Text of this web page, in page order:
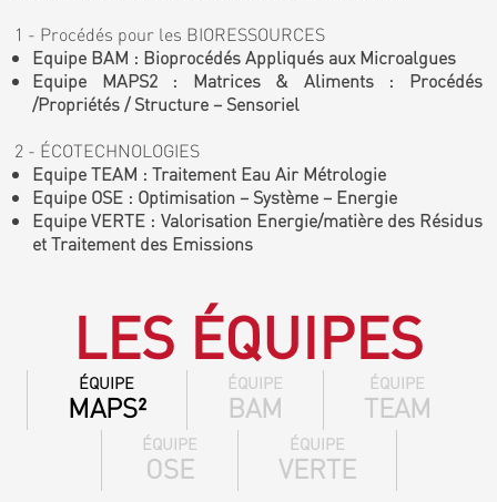
1 - Procédés pour les BIORESSOURCES
Equipe BAM : Bioprocédés Appliqués aux Microalgues
Equipe MAPS2 : Matrices & Aliments : Procédés
/Propriétés / Structure – Sensoriel
2 - ÉCOTECHNOLOGIES
Equipe TEAM : Traitement Eau Air Métrologie
Equipe OSE : Optimisation – Système – Energie
Equipe VERTE : Valorisation Energie/matière des Résidus
et Traitement des Emissions
LES ÉQUIPES
ÉQUIPE
MAPS²
ÉQUIPE
BAM
ÉQUIPE
TEAM
ÉQUIPE
OSE
ÉQUIPE
VERTE